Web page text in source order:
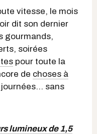
vitesse, le mois
dit son dernier
gourmands,
soirées
pour toute la
de choses à
sans
lumineux de 1,5